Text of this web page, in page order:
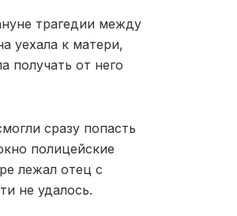
трагедии между
уехала к матери,
получать от него
сразу попасть
полицейские
лежал отец с
не удалось.